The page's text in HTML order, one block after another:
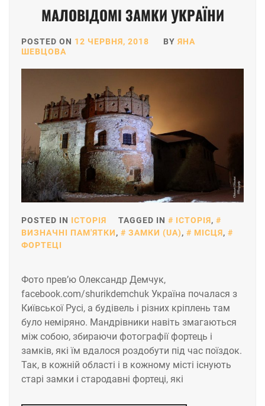
МАЛОВІДОМІ ЗАМКИ УКРАЇНИ
POSTED ON 12 ЧЕРВНЯ, 2018 BY ЯНА
ШЕВЦОВА
POSTED IN ІСТОРІЯ TAGGED IN ІСТОРІЯ,
ВИЗНАЧНІ ПАМ'ЯТКИ, ЗАМКИ (UA), МІСЦЯ,
ФОРТЕЦІ
Фото прев’ю Олександр Демчук,
facebook.com/shurikdemchuk Україна почалася з
Київської Русі, а будівель і різних кріплень там
було неміряно. Мандрівники навіть змагаються
між собою, збираючи фотографії фортець і
замків, які їм вдалося роздобути під час поїздок.
Так, в кожній області і в кожному місті існують
старі замки і стародавні фортеці, які